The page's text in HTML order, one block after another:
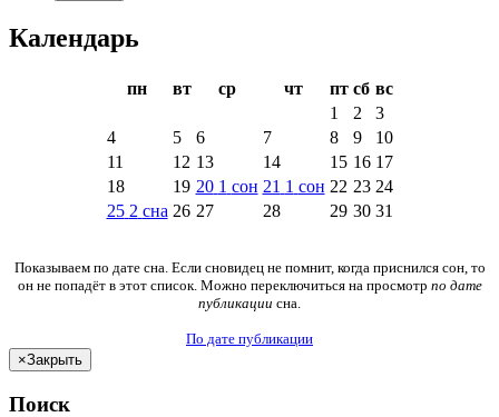
Календарь
пн вт ср чт пт сб вс
1
2
3
4
5 6 7 8 9
10
11
12 13 14 15 16 17
18
19 20 1 сон 21 1 сон 22 23 24
25 2 сна 26 27 28 29 30 31
Показываем по дате сна. Если сновидец не помнит, когда приснился сон, то
он не попадёт в этот список. Можно переключиться на просмотр по дате
публикации сна.
По дате публикации
×Закрыть
Поиск